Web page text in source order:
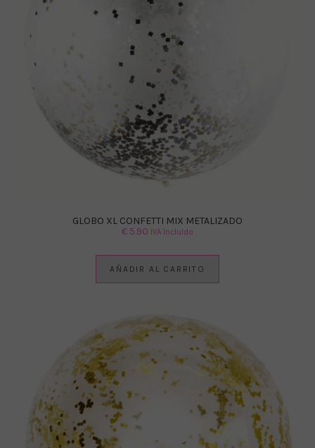
GLOBO XL CONFETTI MIX METALIZADO
€ 5.90 IVA Incluido
AÑADIR AL CARRITO